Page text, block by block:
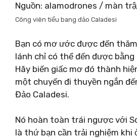
Nguồn: alamodrones / màn
Công viên tiểu bang đảo Caladesi
Bạn có mơ ước được đến
lánh chỉ có thể đến được
Hãy biến giấc mơ đó thành
một chuyến đi thuyền ngắn
Đảo Caladesi.
Nó hoàn toàn trái ngược với
là thứ bạn cần trải nghiệm khi